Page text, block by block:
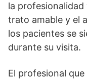
la profesionalidad
trato amable y el
los pacientes se
durante su visita.
El profesional